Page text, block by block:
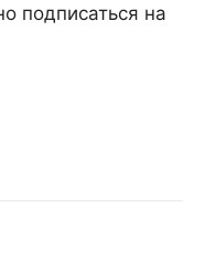
подписаться на